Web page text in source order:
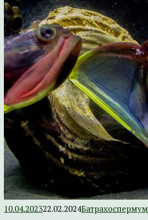
10.04.202322.02.2024Батрахоспермум